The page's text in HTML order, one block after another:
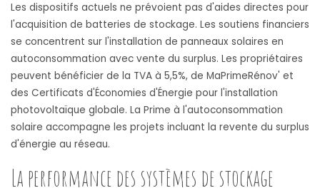
Les dispositifs actuels ne prévoient pas d'aides directes pour
l'acquisition de batteries de stockage. Les soutiens financiers
se concentrent sur l'installation de panneaux solaires en
autoconsommation avec vente du surplus. Les propriétaires
peuvent bénéficier de la TVA à 5,5%, de MaPrimeRénov' et
des Certificats d'Économies d'Énergie pour l'installation
photovoltaïque globale. La Prime à l'autoconsommation
solaire accompagne les projets incluant la revente du surplus
d'énergie au réseau.
La performance des systèmes de stockage